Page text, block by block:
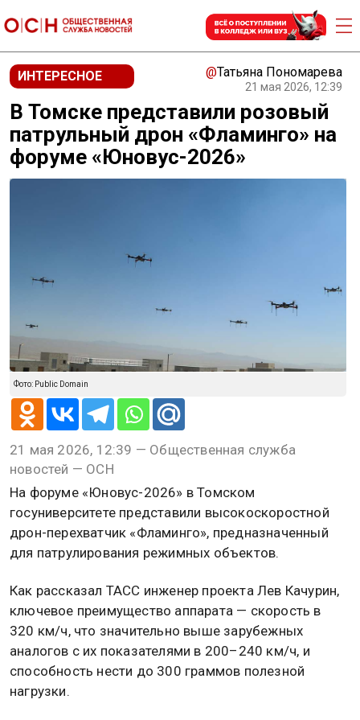
ИНТЕРЕСНОЕ @Татьяна Пономарева
21 мая 2026, 12:39
В Томске представили розовый
патрульный дрон «Фламинго» на
форуме «Юновус-2026»
Фото: Public Domain
21 мая 2026, 12:39 — Общественная служба
новостей — ОСН
На форуме «Юновус-2026» в Томском
госуниверситете представили высокоскоростной
дрон-перехватчик «Фламинго», предназначенный
для патрулирования режимных объектов.
Как рассказал ТАСС инженер проекта Лев Качурин,
ключевое преимущество аппарата — скорость в
320 км/ч, что значительно выше зарубежных
аналогов с их показателями в 200–240 км/ч, и
способность нести до 300 граммов полезной
нагрузки.